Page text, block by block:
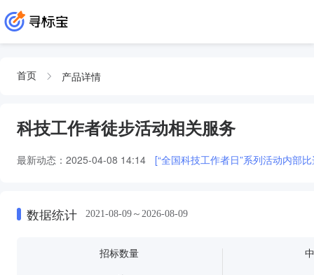
首页 产品详情
科技工作者徒步活动相关服务
最新动态： 2025-04-08 14:14 [“全国科技工作者日”系列活动内部
数据统计 2021-08-09～2026-08-09
招标数量